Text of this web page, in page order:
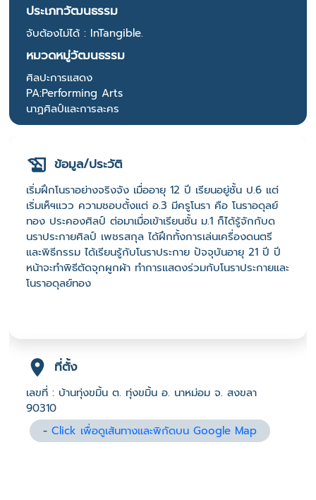
ประเภทวัฒนธรรม
จับต้องไม่ได้ : InTangible.
หมวดหมู่วัฒนธรรม
ศิลปะการแสดง
PA:Performing Arts
นาฏศิลป์และการละคร
ข้อมูล/ประวัติ
เริ่มฝึกโนราอย่างจริงจัง เมื่ออายุ 12 ปี เรียนอยู่ชั้น ป.6 แต่
เริ่มเห็ฯแวว ความชอบตั้งแต่ อ.3 มีครูโนรา คือ โนราอดุลย์
ทอง ประคองศิลป์ ต่อมาเมื่อเข้าเรียนชั้น ม.1 ก็ได้รู้จักกับด
นราประกายศิลป์ เพชรสกุล ได้ฝึกทั้งการเล่นเครื่องดนตรี
และพิธีกรรม ได้เรียนรู้กับโนราประกาย ปัจจุบันอายุ 21 ปี ปี
หน้าจะทำพิธีตัดจุกผูกผ้า ทำการแสดงร่วมกับโนราประกายและ
โนราอดุลย์ทอง
ที่ตั้ง
เลขที่ : บ้านทุ่งขมิ้น ต. ทุ่งขมิ้น อ. นาหม่อม จ. สงขลา
90310
-Click เพื่อดูเส้นทางและพิกัดบน Google Map